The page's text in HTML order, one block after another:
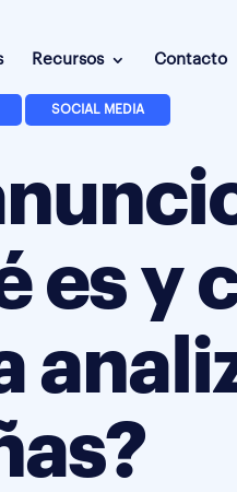
Recursos Contacto
SOCIAL MEDIA
es y